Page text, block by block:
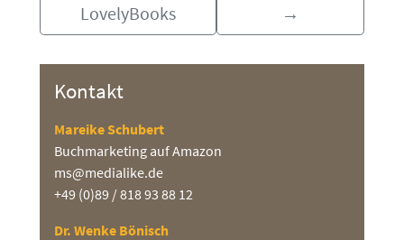
LovelyBooks
→
Kontakt
Mareike Schubert
Buchmarketing auf Amazon
ms@medialike.de
+49 (0)89 / 818 93 88 12
Dr. Wenke Bönisch